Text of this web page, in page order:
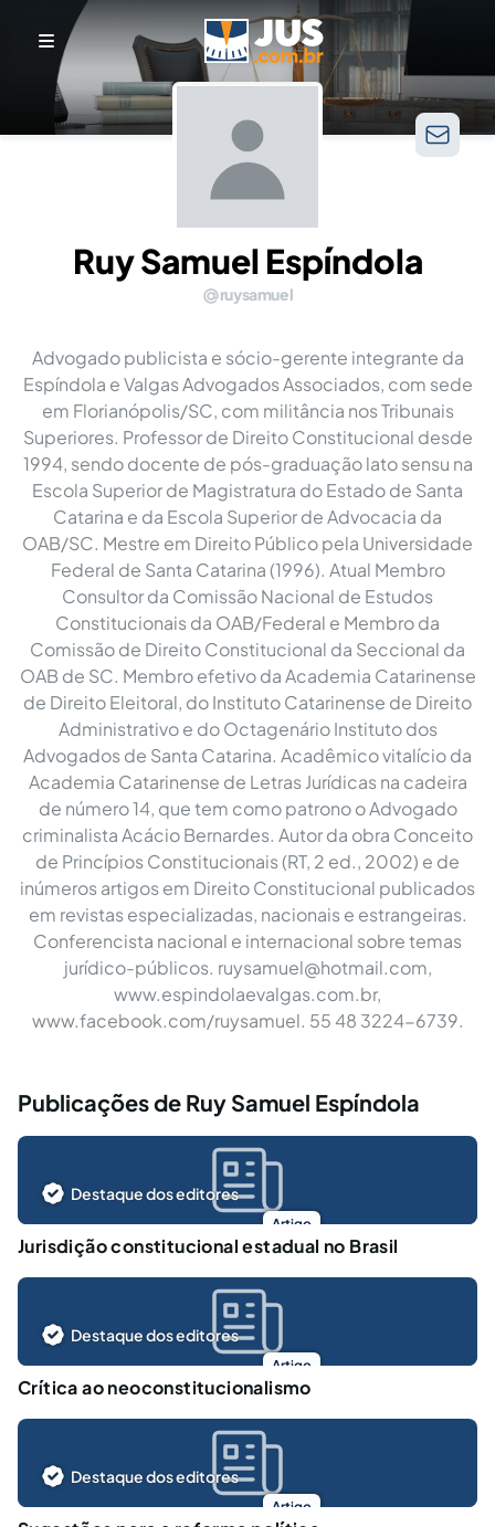
Ruy Samuel Espíndola
ruysamuel
Advogado publicista e sócio-gerente integrante da
Espíndola e Valgas Advogados Associados, com sede
em Florianópolis/SC, com militância nos Tribunais
Superiores. Professor de Direito Constitucional desde
1994, sendo docente de pós-graduação lato sensu na
Escola Superior de Magistratura do Estado de Santa
Catarina e da Escola Superior de Advocacia da
OAB/SC. Mestre em Direito Público pela Universidade
Federal de Santa Catarina (1996). Atual Membro
Consultor da Comissão Nacional de Estudos
Constitucionais da OAB/Federal e Membro da
Comissão de Direito Constitucional da Seccional da
OAB de SC. Membro efetivo da Academia Catarinense
de Direito Eleitoral, do Instituto Catarinense de Direito
Administrativo e do Octagenário Instituto dos
Advogados de Santa Catarina. Acadêmico vitalício da
Academia Catarinense de Letras Jurídicas na cadeira
de número 14, que tem como patrono o Advogado
criminalista Acácio Bernardes. Autor da obra Conceito
de Princípios Constitucionais (RT, 2 ed., 2002) e de
inúmeros artigos em Direito Constitucional publicados
em revistas especializadas, nacionais e estrangeiras.
Conferencista nacional e internacional sobre temas
jurídico-públicos. ruysamuel@hotmail.com,
www.espindolaevalgas.com.br,
www.facebook.com/ruysamuel. 55 48 3224-6739.
Publicações de Ruy Samuel Espíndola
Artigo
Destaque dos editores
Jurisdição constitucional estadual no Brasil
Artigo
Destaque dos editores
Crítica ao neoconstitucionalismo
Artigo
Destaque dos editores